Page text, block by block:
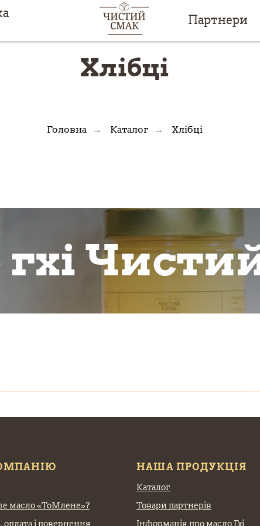
Партнери
Хлібці
Головна → Каталог → Хлібці
масло «ТоМлене»?
оплатаі повернення
НАША ПРОДУКЦІЯ
Каталог
Товари партнерів
Інформація про масло Гхі